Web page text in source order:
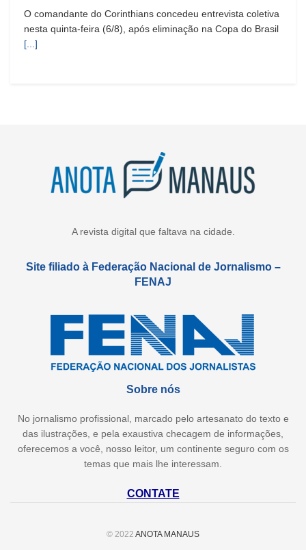
O comandante do Corinthians concedeu entrevista coletiva
nesta quinta-feira (6/8), após eliminação na Copa do Brasil
[...]
A revista digital que faltava na cidade.
Site filiado à Federação Nacional de Jornalismo –
FENAJ
Sobre nós
No jornalismo profissional, marcado pelo artesanato do texto e
das ilustrações, e pela exaustiva checagem de informações,
oferecemos a você, nosso leitor, um continente seguro com os
temas que mais lhe interessam.
CONTATE
© 2022 ANOTA MANAUS